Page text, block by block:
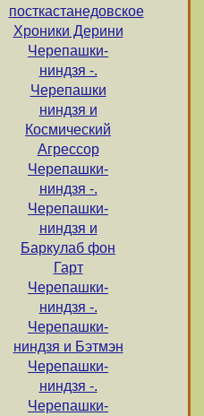
посткастанедовское
Хроники Дерини
Черепашки-
ниндзя -.
Черепашки
ниндзя и
Космический
Агрессор
Черепашки-
ниндзя -.
Черепашки-
ниндзя и
Баркулаб фон
Гарт
Черепашки-
ниндзя -.
Черепашки-
ниндзя и Бэтмэн
Черепашки-
ниндзя -.
Черепашки-